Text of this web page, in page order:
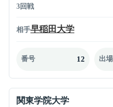
3回戦
相手早稲田大学
番号 12 出場
関東学院大学